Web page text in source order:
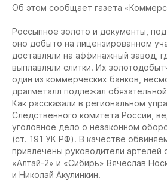
Об этом сообщает газета
Россыпное золото и документы,
оно добыто на лицензированном
доставляли на аффинажный завод,
выплавляли слитки. Их
один из коммерческих банков,
драгметалл подлежал
Как рассказали в региональном
Следственного комитета России,
уголовное дело о незаконном
(ст. 191 УК РФ). В качестве
привлечены руководители артелей
«Алтай-2» и «Сибирь» Вячеслав
и Николай Акулинкин.